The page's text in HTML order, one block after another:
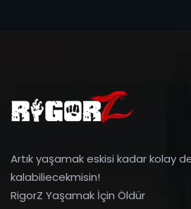
Artık yaşamak eskisi kadar kolay
kalabiliecekmisin!
RigorZ Yaşamak İçin Öldür